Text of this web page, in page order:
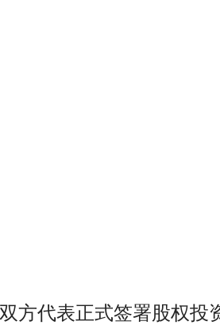
方代表正式签署股权投